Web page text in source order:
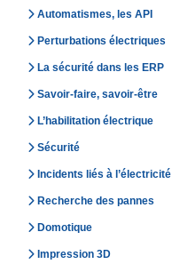
Automatismes, les API
Perturbations électriques
La sécurité dans les ERP
Savoir-faire, savoir-être
L’habilitation électrique
Sécurité
Incidents liés à l’électricité
Recherche des pannes
Domotique
Impression 3D